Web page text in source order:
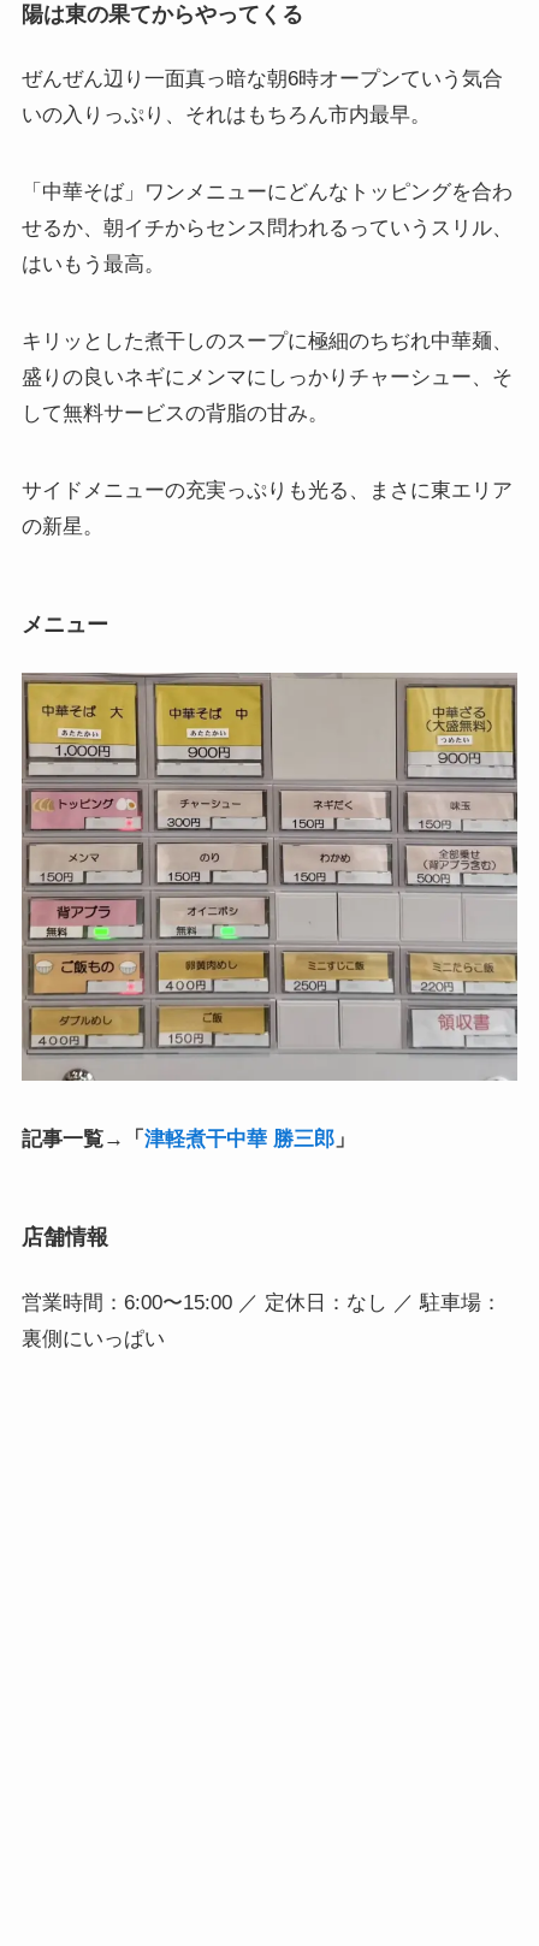
陽は東の果てからやってくる
ぜんぜん辺り一面真っ暗な朝6時オープンていう気合
いの入りっぷり、それはもちろん市内最早。
「中華そば」ワンメニューにどんなトッピングを合わ
せるか、朝イチからセンス問われるっていうスリル、
はいもう最高。
キリッとした煮干しのスープに極細のちぢれ中華麺、
盛りの良いネギにメンマにしっかりチャーシュー、そ
して無料サービスの背脂の甘み。
サイドメニューの充実っぷりも光る、まさに東エリア
の新星。
メニュー
記事一覧→「 津軽煮干中華 勝三郎」
店舗情報
営業時間：6:00〜15:00 ／ 定休日：なし ／ 駐車場：
裏側にいっぱい